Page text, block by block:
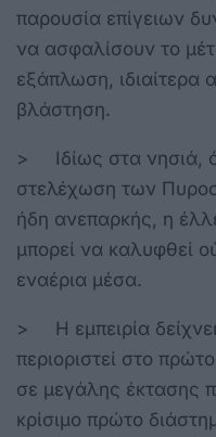
παρουσία επίγειων
να ασφαλίσουν το
εξάπλωση, ιδιαίτερα
βλάστηση.
> Ιδίως στα νησιά,
στελέχωση των
ήδη ανεπαρκής, η
μπορεί να καλυφθεί
εναέρια μέσα.
> Η εμπειρία
περιοριστεί στο
σε μεγάλης έκτασης
κρίσιμο πρώτο